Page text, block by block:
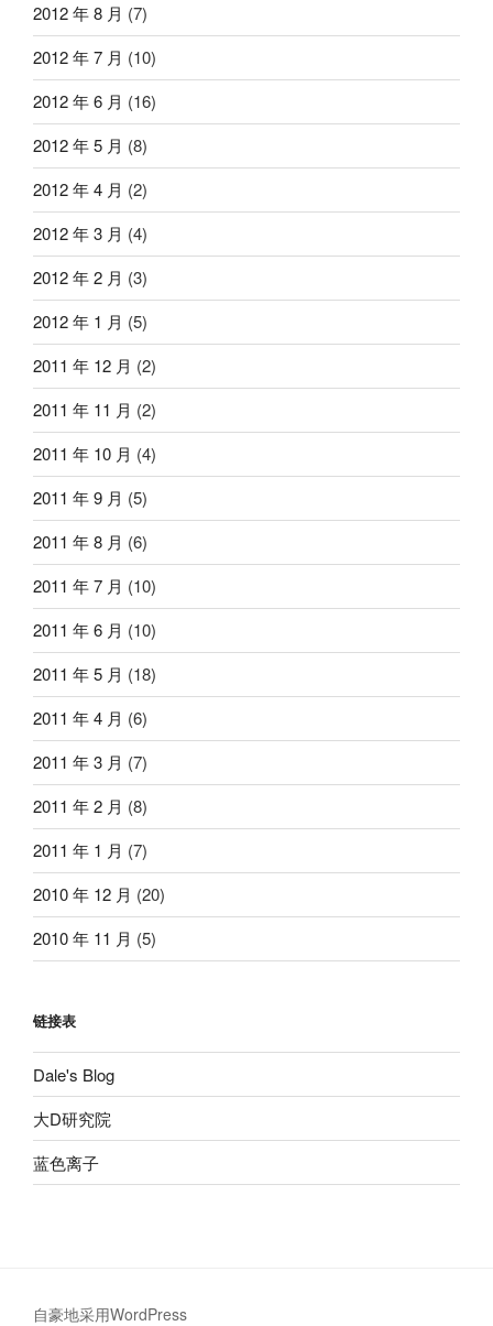
2012 年 8 月 (7)
2012 年 7 月 (10)
2012 年 6 月 (16)
2012 年 5 月 (8)
2012 年 4 月 (2)
2012 年 3 月 (4)
2012 年 2 月 (3)
2012 年 1 月 (5)
2011 年 12 月 (2)
2011 年 11 月 (2)
2011 年 10 月 (4)
2011 年 9 月 (5)
2011 年 8 月 (6)
2011 年 7 月 (10)
2011 年 6 月 (10)
2011 年 5 月 (18)
2011 年 4 月 (6)
2011 年 3 月 (7)
2011 年 2 月 (8)
2011 年 1 月 (7)
2010 年 12 月 (20)
2010 年 11 月 (5)
链接表
Dale's Blog
大D研究院
蓝色离子
自豪地采用WordPress